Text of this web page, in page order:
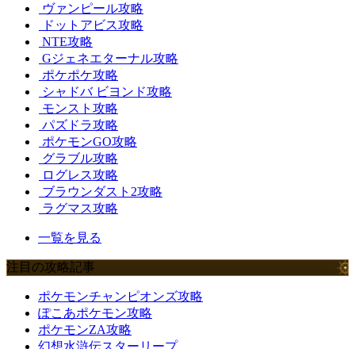
ヴァンピール攻略
ドットアビス攻略
NTE攻略
Gジェネエターナル攻略
ポケポケ攻略
シャドバ ビヨンド攻略
モンスト攻略
パズドラ攻略
ポケモンGO攻略
グラブル攻略
ログレス攻略
ブラウンダスト2攻略
ラグマス攻略
一覧を見る
注目の攻略記事
ポケモンチャンピオンズ攻略
ぽこあポケモン攻略
ポケモンZA攻略
幻想水滸伝スターリープ